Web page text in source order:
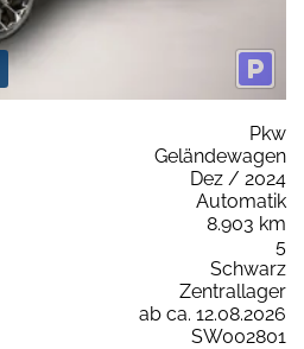
Pkw
Geländewagen
Dez / 2024
Automatik
8.903 km
5
Schwarz
Zentrallager
ab ca. 12.08.2026
SW002801